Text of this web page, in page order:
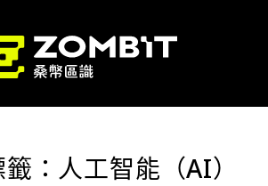
：人工智能（AI）